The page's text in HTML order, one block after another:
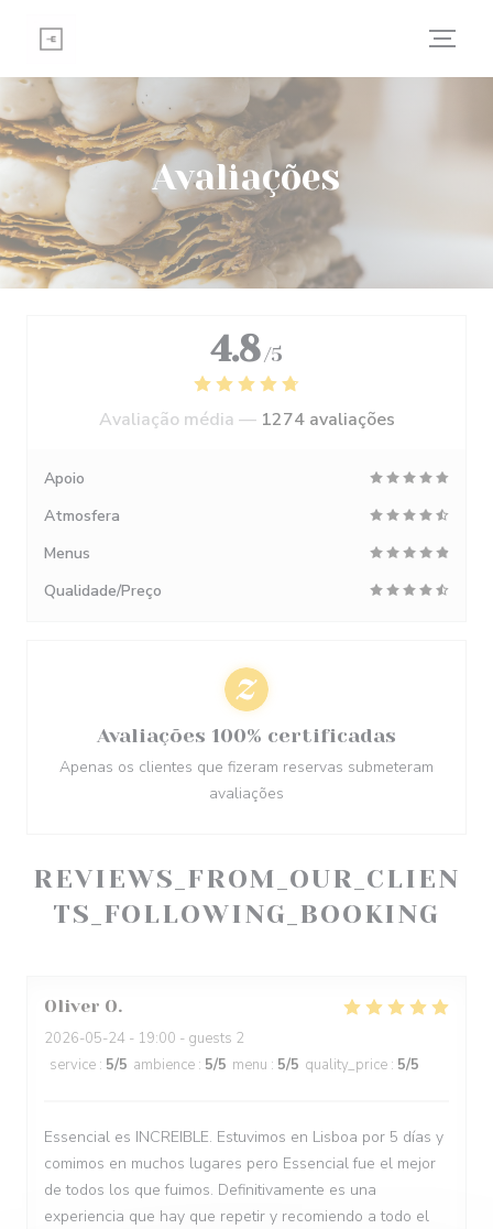
Avaliações
REVIEWS_FROM_OUR_CLIEN
TS_FOLLOWING_BOOKING
Oliver O
2026-05-24 - 19:00 - guests 2
service : 5/5 ambience : 5/5 menu : 5/5 quality_price : 5/5
Essencial es INCREIBLE. Estuvimos en Lisboa por 5 días y
comimos en muchos lugares pero Essencial fue el mejor
de todos los que fuimos. Definitivamente es una
experiencia que hay que repetir y recomiendo a todo el
4.8 /5
Avaliação média — 1274 avaliações
Apoio
Atmosfera
Menus
Qualidade/Preço
Avaliações 100% certificadas
Apenas os clientes que fizeram reservas submeteram
avaliações